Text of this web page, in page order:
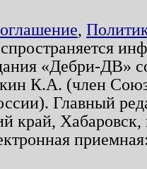
,
«Дебри-ДВ»
К.А. (член
Главный
край,